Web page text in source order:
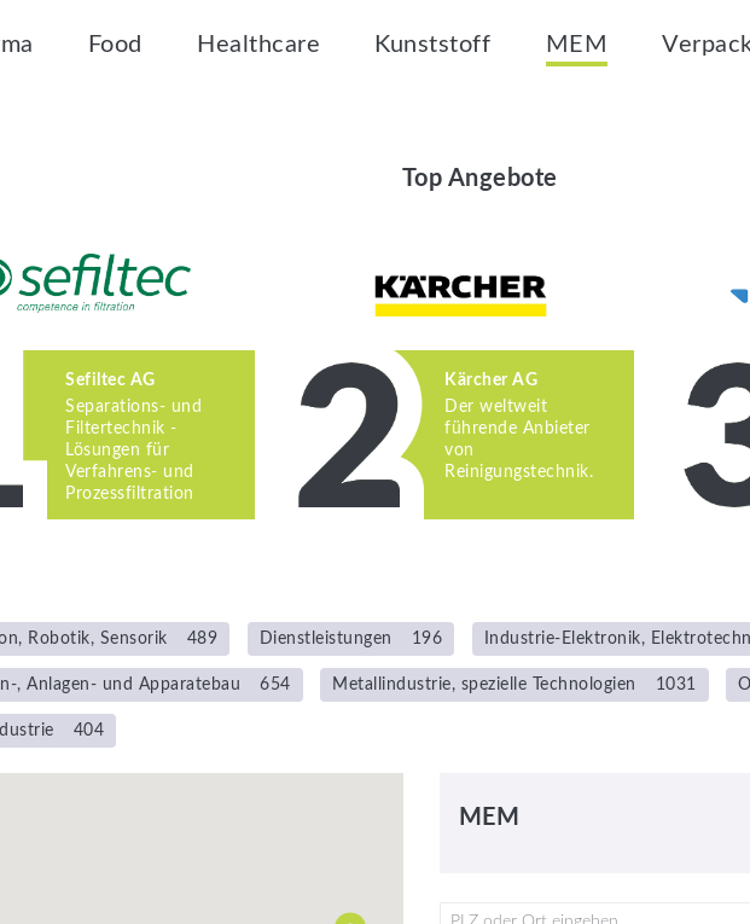
Food Healthcare Kunststoff MEM
Top Angebote
Sefiltec AG
Separations- und
Filtertechnik -
Lösungen für
Verfahrens- und
Prozessfiltration
Kärcher AG
Der weltweit
führende Anbieter
von
Reinigungstechnik.
Robotik, Sensorik 489 Dienstleistungen 196 Industrie-Elektronik,
, Anlagen- und Apparatebau 654 Metallindustrie, spezielle Technologien 1031
404
MEM
PLZ oder Ort eingeben